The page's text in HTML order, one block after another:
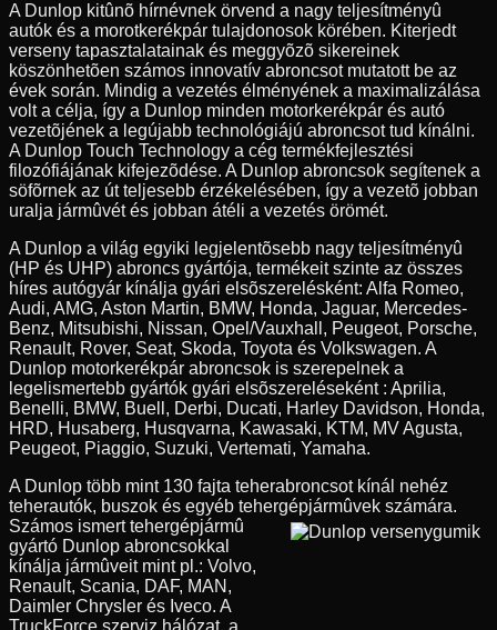
A Dunlop kitûnõ hírnévnek örvend a nagy teljesítményû
autók és a morotkerékpár tulajdonosok körében. Kiterjedt
verseny tapasztalatainak és meggyõzõ sikereinek
köszönhetõen számos innovatív abroncsot mutatott be az
évek során. Mindig a vezetés élményének a maximalizálása
volt a célja, így a Dunlop minden motorkerékpár és autó
vezetõjének a legújabb technológiájú abroncsot tud kínálni.
A Dunlop Touch Technology a cég termékfejlesztési
filozófiájának kifejezõdése. A Dunlop abroncsok segítenek a
söfõrnek az út teljesebb érzékelésében, így a vezetõ jobban
uralja jármûvét és jobban átéli a vezetés örömét.
A Dunlop a világ egyiki legjelentõsebb nagy teljesítményû
(HP és UHP) abroncs gyártója, termékeit szinte az összes
híres autógyár kínálja gyári elsõszerelésként: Alfa Romeo,
Audi, AMG, Aston Martin, BMW, Honda, Jaguar, Mercedes-
Benz, Mitsubishi, Nissan, Opel/Vauxhall, Peugeot, Porsche,
Renault, Rover, Seat, Skoda, Toyota és Volkswagen. A
Dunlop motorkerékpár abroncsok is szerepelnek a
legelismertebb gyártók gyári elsõszereléseként : Aprilia,
Benelli, BMW, Buell, Derbi, Ducati, Harley Davidson, Honda,
HRD, Husaberg, Husqvarna, Kawasaki, KTM, MV Agusta,
Peugeot, Piaggio, Suzuki, Vertemati, Yamaha.
A Dunlop több mint 130 fajta teherabroncsot kínál nehéz
teherautók, buszok és egyéb tehergépjármûvek számára.
Számos ismert tehergépjármû
gyártó Dunlop abroncsokkal
kínálja jármûveit mint pl.: Volvo,
Renault, Scania, DAF, MAN,
Daimler Chrysler és Iveco. A